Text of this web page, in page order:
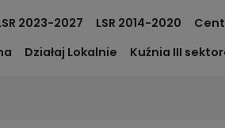
2023-2027 LSR 2014-2020
Działaj Lokalnie Kuźnia III